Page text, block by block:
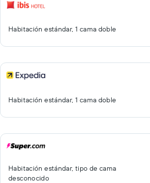
Habitación estándar, 1 cama doble
Habitación estándar, 1 cama doble
Habitación estándar, tipo de cama
desconocido